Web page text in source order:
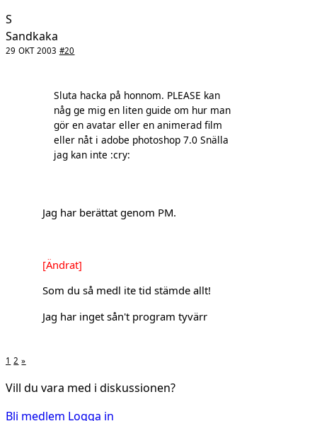
S
Sandkaka
29 OKT 2003 #20
Sluta hacka på honnom. PLEASE kan
någ ge mig en liten guide om hur man
gör en avatar eller en animerad film
eller nåt i adobe photoshop 7.0 Snälla
jag kan inte :cry:
Jag har berättat genom PM.
[Ändrat]
Som du så medl ite tid stämde allt!
Jag har inget sån't program tyvärr
1 2 »
Vill du vara med i diskussionen?
Bli medlem Logga in